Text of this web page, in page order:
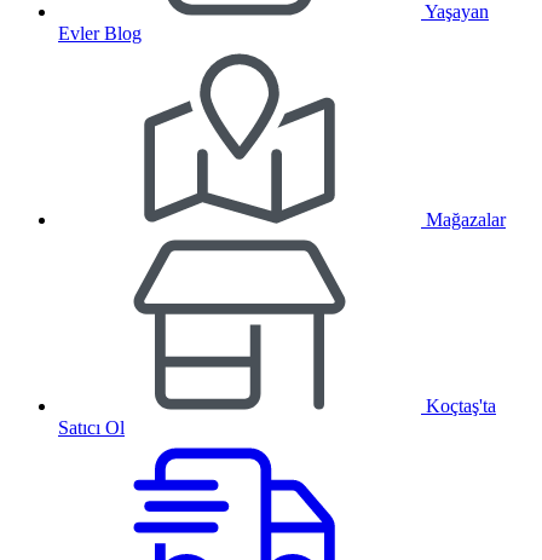
Yaşayan
Evler Blog
Mağazalar
Koçtaş'ta
Satıcı Ol